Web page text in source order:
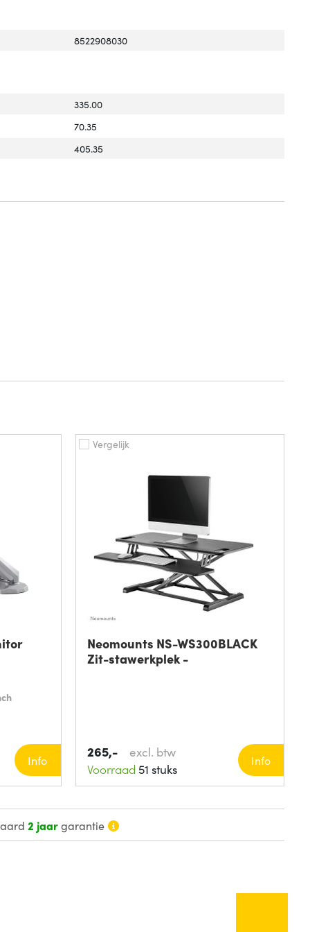
8522908030
335.00
70.35
405.35
Info
Vergelijk
Neomounts NS-WS300BLACK
Zit-stawerkplek -
265,-
excl. btw
Voorraad 51 stuks
Info
2 jaargarantie